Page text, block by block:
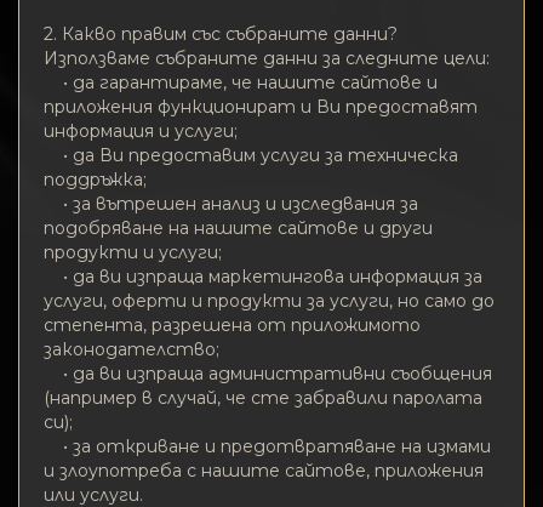
Контакти
Wiki
FAQ
Репутация
Карта на сайта
2. Какво правим със събраните данни?
Използваме събраните данни за следните цели:
• да гарантираме, че нашите сайтове и
приложения функционират и Ви предоставят
информация и услуги;
• да Ви предоставим услуги за техническа
поддръжка;
• за вътрешен анализ и изследвания за
подобряване на нашите сайтове и други
продукти и услуги;
• да ви изпраща маркетингова информация за
услуги, оферти и продукти за услуги, но само до
степента, разрешена от приложимото
законодателство;
• да ви изпраща административни съобщения
(например в случай, че сте забравили паролата
си);
• за откриване и предотвратяване на измами
и злоупотреба с нашите сайтове, приложения
или услуги.